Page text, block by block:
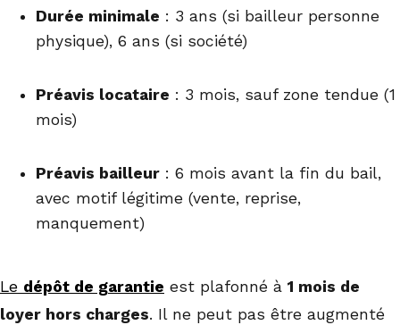
Durée minimale : 3 ans (si bailleur personne
physique), 6 ans (si société)
Préavis locataire : 3 mois, sauf zone tendue (1
mois)
Préavis bailleur : 6 mois avant la fin du bail,
avec motif légitime (vente, reprise,
manquement)
Le dépôt de garantie est plafonné à 1 mois de
loyer hors charges. Il ne peut pas être augmenté